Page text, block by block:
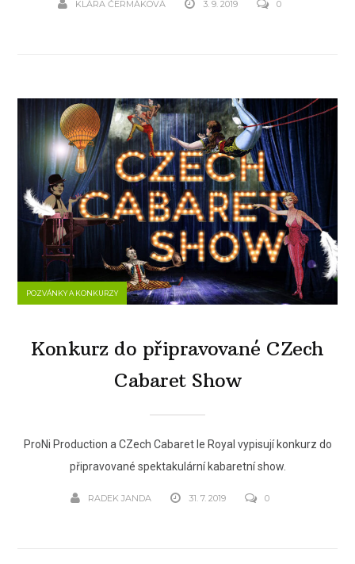
KLÁRA ČERMÁKOVÁ 3. 9. 2019 0
POZVÁNKY A KONKURZY
Konkurz do připravované CZech
Cabaret Show
ProNi Production a CZech Cabaret le Royal vypisují konkurz do
připravované spektakulární kabaretní show.
RADEK JANDA 31. 7. 2019 0